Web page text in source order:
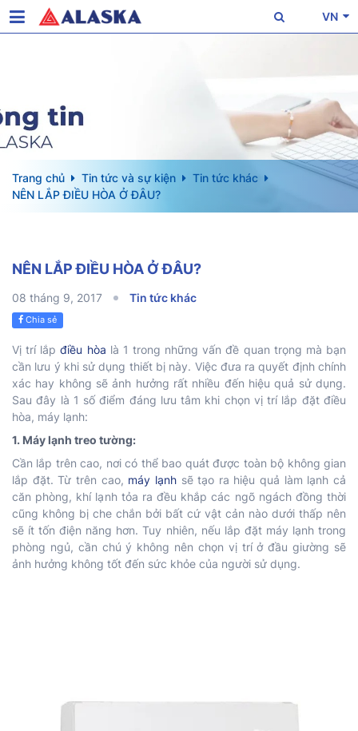
VN
Trang chủ Tin tức và sự kiện
Tin tức khác
NÊN LẮP ĐIỀU HÒA Ở ĐÂU?
NÊN LẮP ĐIỀU HÒA Ở ĐÂU?
08 tháng 9, 2017 Tin tức khác
Chia sẻ
Vị trí lắpđiều hòa là 1 trong những vấn đề quan trọng mà bạn
cần lưu ý khi sử dụng thiết bị này. Việc đưa ra quyết định chính
xác hay không sẽ ảnh hưởng rất nhiều đến hiệu quả sử dụng.
Sau đây là 1 số điểm đáng lưu tâm khi chọn vị trí lắp đặt điều
hòa, máy lạnh:
1. Máy lạnh treo tường:
Cần lắp trên cao, nơi có thể bao quát được toàn bộ không gian
lắp đặt. Từ trên cao, máy lạnhsẽ tạo ra hiệu quả làm lạnh cả
căn phòng, khí lạnh tỏa ra đều khắp các ngõ ngách đồng thời
cũng không bị che chắn bởi bất cứ vật cản nào dưới thấp nên
sẽ ít tốn điện năng hơn. Tuy nhiên, nếu lắp đặt máy lạnh trong
phòng ngủ, cần chú ý không nên chọn vị trí ở đầu giường sẽ
ảnh hưởng không tốt đến sức khỏe của người sử dụng.